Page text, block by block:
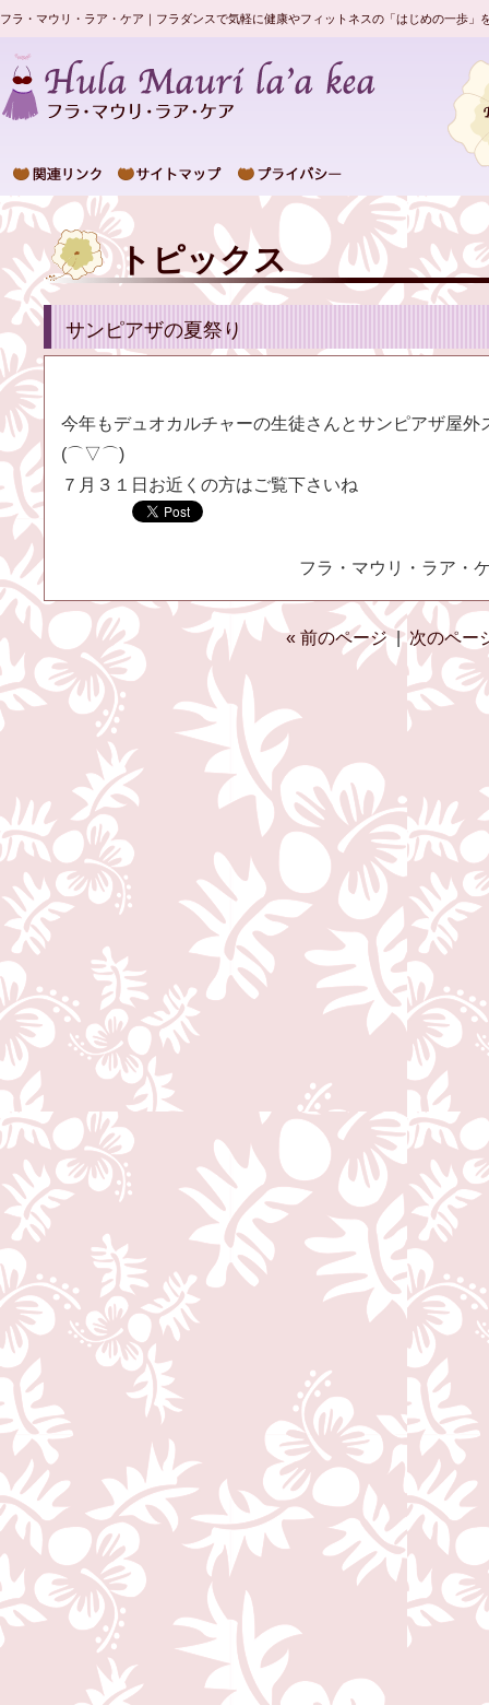
フラ・マウリ・ラア・ケア｜フラダンスで気軽に健康やフィットネスの「はじめの一歩
トピックス
サンピアザの夏祭り
今年もデュオカルチャーの生徒さんとサンピアザ屋外
(⌒▽⌒)
７月３１日お近くの方はご覧下さいね
フラ・マウリ・ラア・
« 前のページ|次のペー